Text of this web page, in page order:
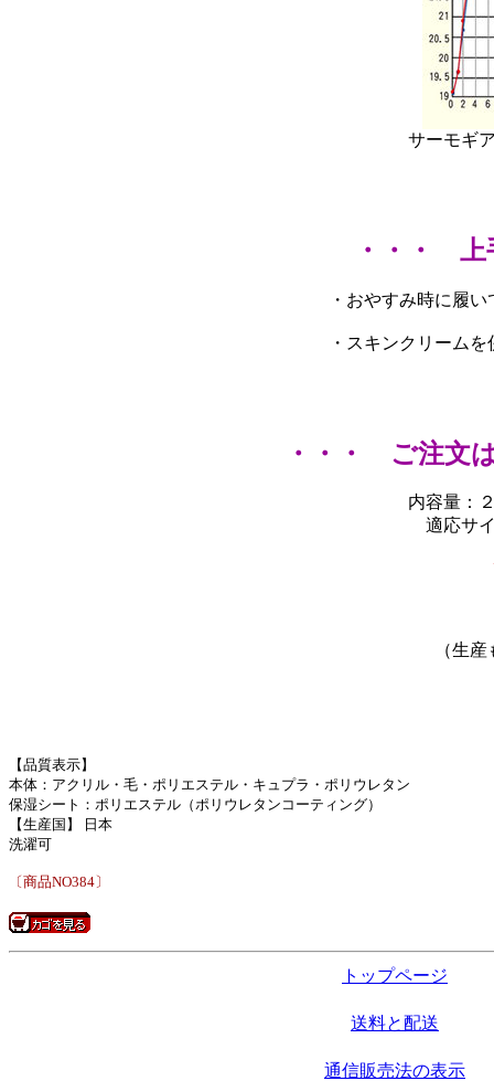
サーモギ
・・・
・おやすみ時に履
・スキンクリーム
・・・ ご注文
内容量：
適応サ
（生
【品質表示】
本体：アクリル・毛・ポリエステル・キュプラ・ポリウレタン
保湿シート：ポリエステル（ポリウレタンコーティング）
【生産国】 日本
洗濯可
〔商品NO384〕
トップページ
送料と配送
通信販売法の表示